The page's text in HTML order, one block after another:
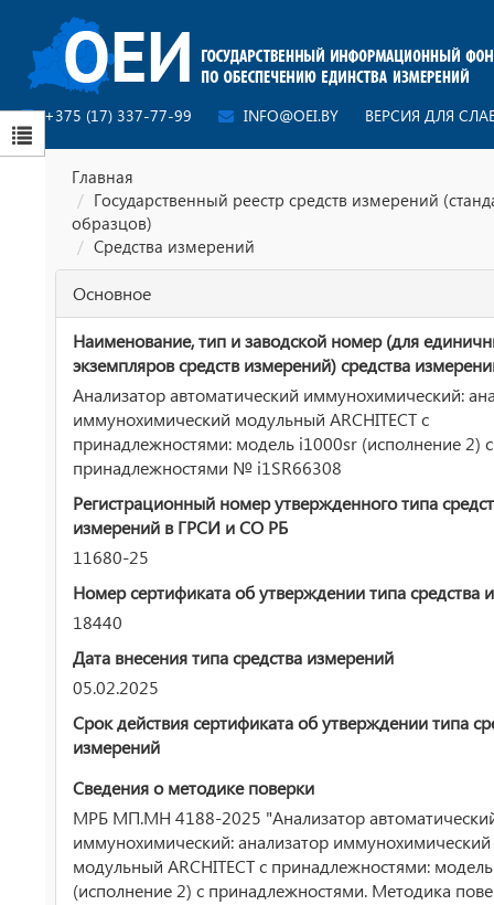
+375 (17) 337-77-99 INFO@OEI.BY ВЕРСИЯ ДЛЯ
Главная
Государственный реестр средств измерений
образцов)
Средства измерений
Основное
Наименование, тип и заводской номер (для
экземпляров средств измерений) средства
Анализатор автоматический иммунохимический:
иммунохимический модульный ARCHITECT с
принадлежностями: модель i1000sr (исполнение 2) с
принадлежностями № i1SR66308
Регистрационный номер утвержденного типа
измерений в ГРСИ и СО РБ
11680-25
Номер сертификата об утверждении типа средства
18440
Дата внесения типа средства измерений
05.02.2025
Срок действия сертификата об утверждении типа
измерений
Сведения о методике поверки
МРБ МП.МН 4188-2025 "Анализатор
иммунохимический: анализатор иммунохимический
модульный ARCHITECT с принадлежностями:
(исполнение 2) с принадлежностями. Методика